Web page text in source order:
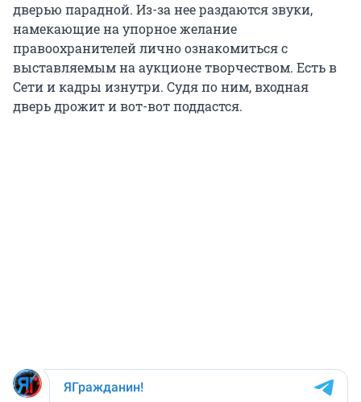
дверью парадной. Из-за нее раздаются звуки,
намекающие на упорное желание
правоохранителей лично ознакомиться с
выставляемым на аукционе творчеством. Есть в
Сети и кадры изнутри. Судя по ним, входная
дверь дрожит и вот-вот поддастся.